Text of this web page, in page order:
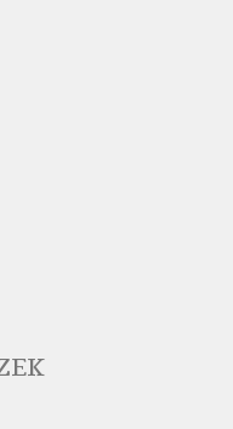
a falansztert
itt maradni
vicinális